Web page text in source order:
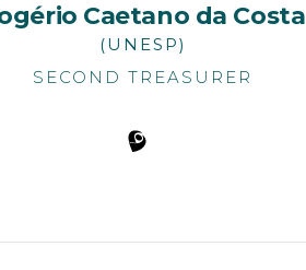
Caetano da Costa
(UNESP)
SECOND TREASURER